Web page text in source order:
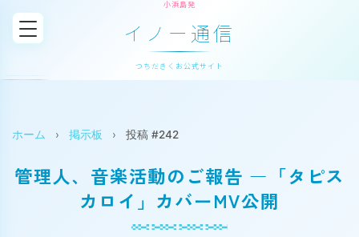
小浜島発
イノー通信
つちだきくお公式サイト
ホーム › 掲示板 › 投稿 #242
管理人、音楽活動のご報告 ―「タピス
カロイ」カバーMV公開